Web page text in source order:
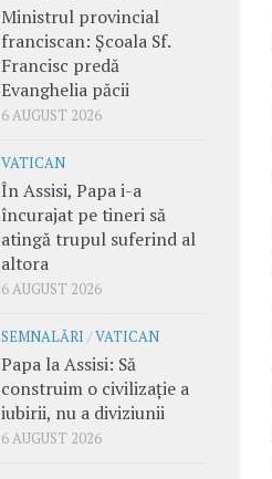
Ministrul provincial
franciscan: Școala Sf.
Francisc predă
Evanghelia păcii
6 AUGUST 2026
VATICAN
În Assisi, Papa i-a
încurajat pe tineri să
atingă trupul suferind al
altora
6 AUGUST 2026
SEMNALĂRI /VATICAN
Papa la Assisi: Să
construim o civilizație a
iubirii, nu a diviziunii
6 AUGUST 2026